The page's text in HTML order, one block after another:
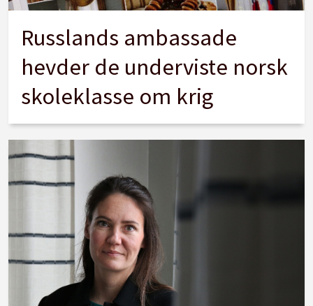
Russlands ambassade
hevder de underviste norsk
skoleklasse om krig